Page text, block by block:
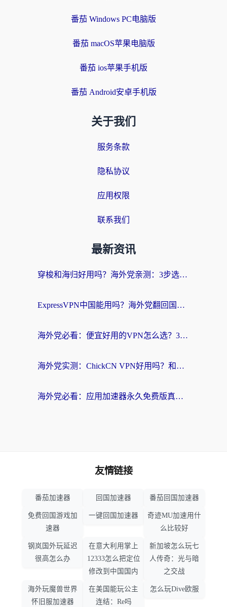
番茄 Windows PC电脑版
番茄 macOS苹果电脑版
番茄 ios苹果手机版
番茄 Android安卓手机版
关于我们
服务条款
隐私协议
应用权限
联系我们
最新资讯
穿梭和海归好用吗？海外党亲测：3步选对回国加速器，无缝刷国内剧玩手游
ExpressVPN中国能用吗？海外党翻回国内的加速器选择指南（附番茄加速器实测）
海外党必看：便宜好用的VPN怎么选？3步解决回国访问难题+Steam改区技巧
海外党实测：ChickCN VPN好用吗？和OurPlay VPN对比哪个回国效果更好？附避坑指南
海外党必看：应用加速器永久免费版真的靠谱吗？教你选对回国加速器无缝刷国内资源
友情链接
番茄加速器 回国加速器 番茄回国加速器
免费回国游戏加
速器
一键回国加速器
奇迹MU加速用什
么比较好
钢岚国外玩延迟
很高怎么办
在意大利用掌上
12333怎么把定位
修改到中国国内
新加坡怎么玩七
人传奇：光与暗
之交战
海外玩魔兽世界
怀旧服加速器
在美国能玩公主
连结：Re吗
怎么玩Dive欧服